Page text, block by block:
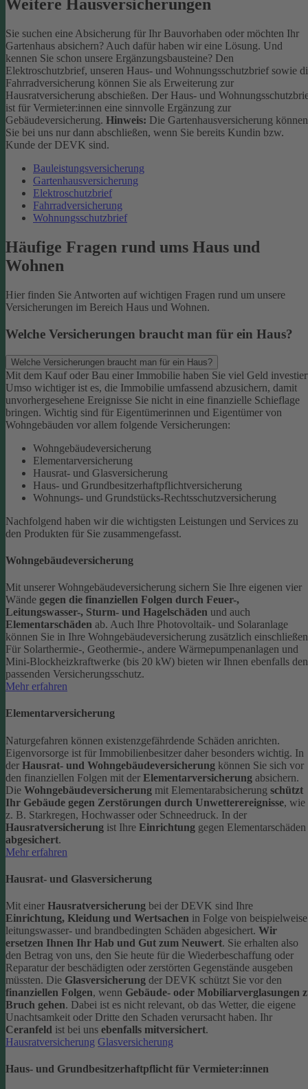
Weitere Hausversicherungen
Sie suchen eine Absicherung für Ihr Bauvorhaben oder möchten Ihr
Gartenhaus absichern? Auch dafür haben wir eine Lösung. Und
kennen Sie schon unsere Ergänzungsbausteine? Den
Elektroschutzbrief, unseren Haus- und Wohnungsschutzbrief sowie
Fahrradversicherung können Sie als Erweiterung zur
Hausratversicherung abschießen. Der Haus- und
ist für Vermieter:innen eine sinnvolle Ergänzung zur
Gebäudeversicherung. Hinweis: Die Gartenhausversicherung können
Sie bei uns nur dann abschließen, wenn Sie bereits Kundin bzw.
Kunde der DEVK sind.
Bauleistungsversicherung
Gartenhausversicherung
Elektroschutzbrief
Fahrradversicherung
Wohnungsschutzbrief
Häufige Fragen rund ums Haus und
Wohnen
Hier finden Sie Antworten auf wichtigen Fragen rund um unsere
Versicherungen im Bereich Haus und Wohnen.
Welche Versicherungen braucht man für ein Haus?
Welche Versicherungen braucht man für ein Haus?
Mit dem Kauf oder Bau einer Immobilie haben Sie viel Geld
Umso wichtiger ist es, die Immobilie umfassend abzusichern, damit
unvorhergesehene Ereignisse Sie nicht in eine finanzielle Schieflage
bringen. Wichtig sind für Eigentümerinnen und Eigentümer von
Wohngebäuden vor allem folgende Versicherungen:
Wohngebäudeversicherung
Elementarversicherung
Hausrat- und Glasversicherung
Haus- und Grundbesitzerhaftpflichtversicherung
Wohnungs- und Grundstücks-Rechtsschutzversicherung
Nachfolgend haben wir die wichtigsten Leistungen und Services zu
den Produkten für Sie zusammengefasst.
Wohngebäudeversicherung
Mit unserer Wohngebäudeversicherung sichern Sie Ihre eigenen vier
Wände gegen die finanziellen Folgen durch Feuer-,
Leitungswasser-, Sturm- und Hagelschäden und auch
Elementarschäden ab. Auch Ihre Photovoltaik- und Solaranlage
können Sie in Ihre Wohngebäudeversicherung zusätzlich
Für Solarthermie-, Geothermie-, andere Wärmepumpenanlagen und
Mini-Blockheizkraftwerke (bis 20 kW) bieten wir Ihnen ebenfalls den
passenden Versicherungsschutz.
Mehr erfahren
Elementarversicherung
Naturgefahren können existenzgefährdende Schäden anrichten.
Eigenvorsorge ist für Immobilienbesitzer daher besonders wichtig. In
der Hausrat- und Wohngebäudeversicherung können Sie sich vor
den finanziellen Folgen mit der Elementarversicherung absichern.
Die Wohngebäudeversicherung mit Elementarabsicherung schützt
Ihr Gebäude gegen Zerstörungen durch Unwetterereignisse, wie
z. B. Starkregen, Hochwasser oder Schneedruck. In der
Hausratversicherung ist Ihre Einrichtung gegen Elementarschäden
abgesichert.
Mehr erfahren
Hausrat- und Glasversicherung
Mit einer Hausratversicherung bei der DEVK sind Ihre
Einrichtung, Kleidung und Wertsachen in Folge von beispielweise
leitungswasser- und brandbedingten Schäden abgesichert. Wir
ersetzen Ihnen Ihr Hab und Gut zum Neuwert. Sie erhalten also
den Betrag von uns, den Sie heute für die Wiederbeschaffung oder
Reparatur der beschädigten oder zerstörten Gegenstände ausgeben
müssten. Die Glasversicherung der DEVK schützt Sie vor den
finanziellen Folgen, wenn Gebäude- oder Mobiliarverglasungen
Bruch gehen. Dabei ist es nicht relevant, ob das Wetter, die eigene
Unachtsamkeit oder Dritte den Schaden verursacht haben. Ihr
Ceranfeld ist bei uns ebenfalls mitversichert.
Hausratversicherung Glasversicherung
Haus- und Grundbesitzerhaftpflicht für Vermieter:innen